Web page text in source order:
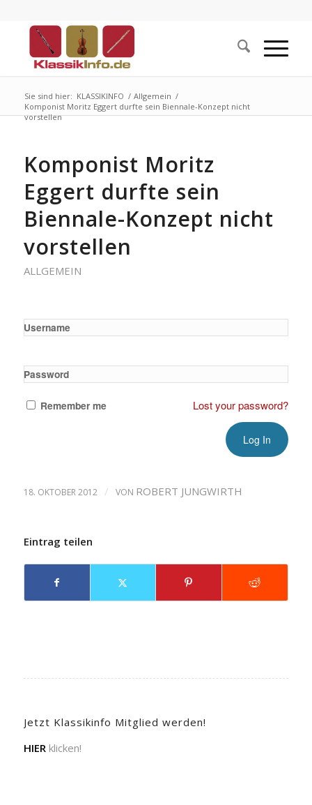
Sie sind hier: KLASSIKINFO / Allgemein /
Komponist Moritz Eggert durfte sein Biennale-Konzept nicht
vorstellen
Komponist Moritz
Eggert durfte sein
Biennale-Konzept nicht
vorstellen
ALLGEMEIN
Username
Password
Remember me Lost your password?
18. OKTOBER 2012 / VON ROBERT JUNGWIRTH
Eintrag teilen
Jetzt Klassikinfo Mitglied werden!
HIER klicken!